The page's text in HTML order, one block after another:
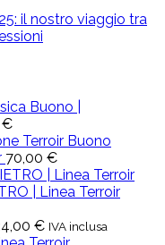
il nostro viaggio tra
Buono |
€
Buono
70,00 €
| Linea Terroir
€Fascia
di
IVA inclusa